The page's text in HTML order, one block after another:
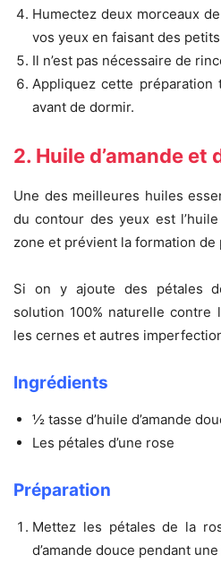
Humectez deux morceaux
vos yeux en faisant des
Il n’est pas nécessaire de
Appliquez cette
avant de dormir.
2. Huile d’amande et
Une des meilleures huiles
du contour des yeux est
zone et prévient la formation de
Si on y ajoute des pétales
solution 100% naturelle contre
les cernes et autres
Ingrédients
½ tasse d’huile d’amande
Les pétales d’une rose
Préparation
Mettez les pétales de la
d’amande douce pendant